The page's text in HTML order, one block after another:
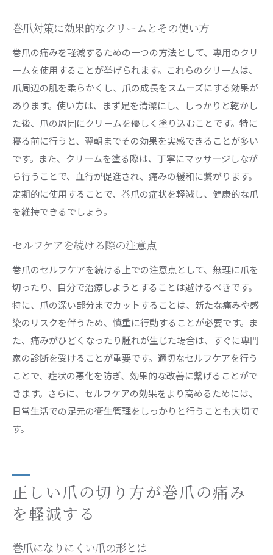
巻爪対策に効果的なクリームとその使い方
巻爪の痛みを軽減するための一つの方法として、専用のクリ
ームを使用することが挙げられます。これらのクリームは、
爪周辺の肌を柔らかくし、爪の成長をスムーズにする効果が
あります。使い方は、まず足を清潔にし、しっかりと乾かし
た後、爪の周囲にクリームを優しく塗り込むことです。特に
寝る前に行うと、翌朝までその効果を実感できることが多い
です。また、クリームを塗る際は、丁寧にマッサージしなが
ら行うことで、血行が促進され、痛みの緩和に繋がります。
定期的に使用することで、巻爪の症状を軽減し、健康的な爪
を維持できるでしょう。
セルフケアを続ける際の注意点
巻爪のセルフケアを続ける上での注意点として、無理に爪を
切ったり、自分で治療しようとすることは避けるべきです。
特に、爪の深い部分までカットすることは、新たな痛みや感
染のリスクを伴うため、慎重に行動することが必要です。ま
た、痛みがひどくなったり腫れが生じた場合は、すぐに専門
家の診断を受けることが重要です。適切なセルフケアを行う
ことで、症状の悪化を防ぎ、効果的な改善に繋げることがで
きます。さらに、セルフケアの効果をより高めるためには、
日常生活での足元の衛生管理をしっかりと行うことも大切で
す。
正しい爪の切り方が巻爪の痛み
を軽減する
巻爪になりにくい爪の形とは